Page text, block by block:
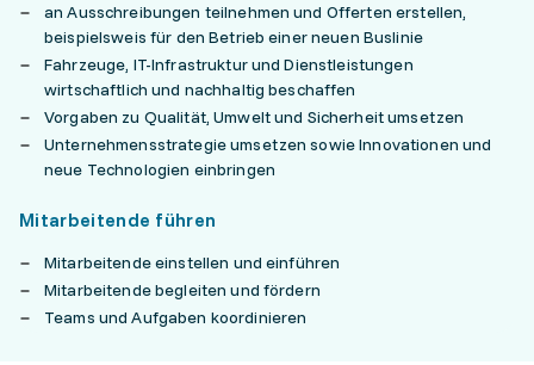
an Ausschreibungen teilnehmen und Offerten erstellen,
beispielsweis für den Betrieb einer neuen Buslinie
Fahrzeuge, IT-Infrastruktur und Dienstleistungen
wirtschaftlich und nachhaltig beschaffen
Vorgaben zu Qualität, Umwelt und Sicherheit umsetzen
Unternehmensstrategie umsetzen sowie Innovationen und
neue Technologien einbringen
Mitarbeitende führen
Mitarbeitende einstellen und einführen
Mitarbeitende begleiten und fördern
Teams und Aufgaben koordinieren